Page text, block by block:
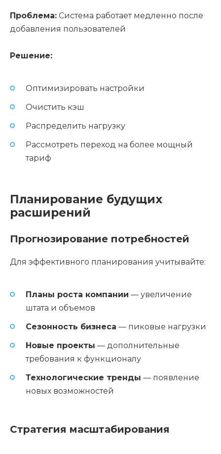
Проблема: Система работает медленно после
добавления пользователей
Решение:
Оптимизировать настройки
Очистить кэш
Распределить нагрузку
Рассмотреть переход на более мощный
тариф
Планирование будущих
расширений
Прогнозирование потребностей
Для эффективного планирования учитывайте:
Планы роста компании — увеличение
штата и объемов
Сезонность бизнеса — пиковые нагрузки
Новые проекты — дополнительные
требования к функционалу
Технологические тренды — появление
новых возможностей
Стратегия масштабирования